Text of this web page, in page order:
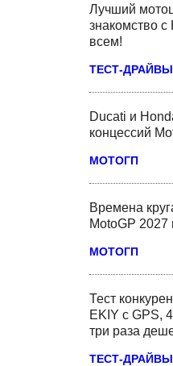
Лучший
знакомство
всем!
ТЕСТ-ДРАЙВЫ
Ducati и
концессий
МОТОГП
Времена
MotoGP
МОТОГП
Тест
EKIY с GPS,
три раза
ТЕСТ-ДРАЙВЫ